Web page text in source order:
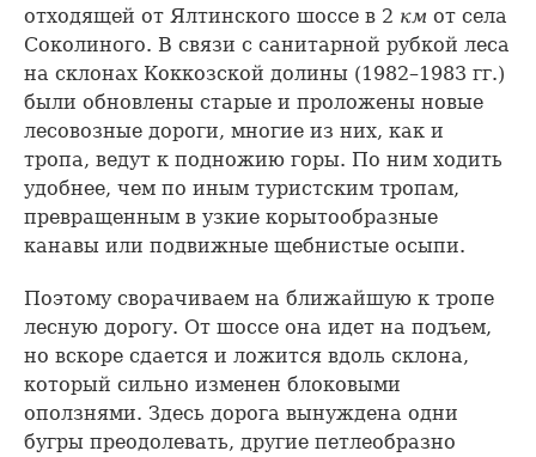
отходящей от Ялтинского шоссе в 2 км от села
Соколиного. В связи с санитарной рубкой леса
на склонах Коккозской долины (1982–1983 гг.)
были обновлены старые и проложены новые
лесовозные дороги, многие из них, как и
тропа, ведут к подножию горы. По ним ходить
удобнее, чем по иным туристским тропам,
превращенным в узкие корытообразные
канавы или подвижные щебнистые осыпи.
Поэтому сворачиваем на ближайшую к тропе
лесную дорогу. От шоссе она идет на подъем,
но вскоре сдается и ложится вдоль склона,
который сильно изменен блоковыми
оползнями. Здесь дорога вынуждена одни
бугры преодолевать, другие петлеобразно